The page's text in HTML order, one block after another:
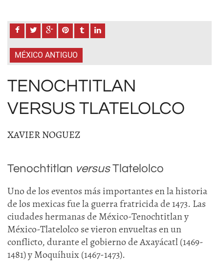
MÉXICO ANTIGUO
TENOCHTITLAN
VERSUS TLATELOLCO
XAVIER NOGUEZ
Tenochtitlan versusTlatelolco
Uno de los eventos más importantes en la historia
de los mexicas fue la guerra fratricida de 1473. Las
ciudades hermanas de México-Tenochtitlan y
México-Tlatelolco se vieron envueltas en un
conflicto, durante el gobierno de Axayácatl (1469-
1481) y Moquíhuix (1467-1473).